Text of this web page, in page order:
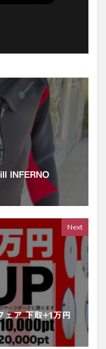
INFERNO
Next
ェア 下取+1万円